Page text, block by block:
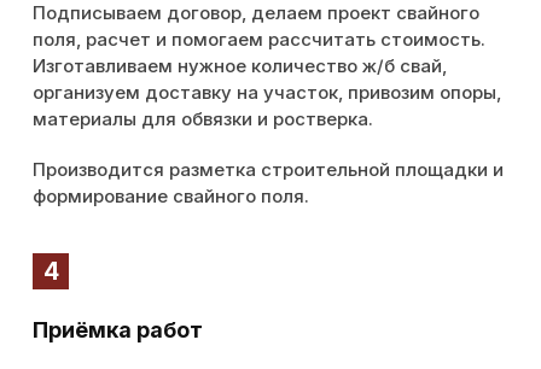
Подписываем договор, делаем проект свайного
поля, расчет и помогаем рассчитать стоимость.
Изготавливаем нужное количество ж/б свай,
организуем доставку на участок, привозим опоры,
материалы для обвязки и ростверка.
Производится разметка строительной площадки и
формирование свайного поля.
4
Приёмка работ